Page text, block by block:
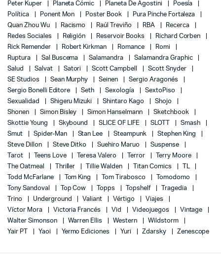
Peter Kuper
Planeta Cómic Planeta De Agostini
Poesía
Política
Ponent Mon Poster Book
Pura Pinche Fortaleza
Quan Zhou Wu
Racismo Raúl Treviño RBA
Recerca
Redes Sociales
Religión Reservoir Books
Richard Corben
Rick Remender
Robert Kirkman Romance
Romi
Ruptura
Sal Buscema Salamandra
Salamandra Graphic
Salud
Salvat Satori Scott Campbell
Scott Snyder
SE Studios
Sean Murphy Seinen
Sergio Aragonés
Sergio Bonelli Editore
Seth Sexología
SextoPiso
Sexualidad
Shigeru Mizuki Shintaro Kago
Shojo
Shonen
Simon Bisley Simon Hanselmann
Sketchbook
Skottie Young
Skybound SLICE OF LIFE SLOTT
Smash
Smut
Spider-Man Stan Lee Steampunk
Stephen King
Steve Dillon
Steve Ditko Suehiro Maruo
Suspense
Tarot
Teens Love Teresa Valero Terror
Terry Moore
The Oatmeal
Thriller Tillie Walden Titan Comics
TL
Todd McFarlane
Tom King Tom Tirabosco
Tomodomo
Tony Sandoval
Top Cow Topps Topshelf
Tragedia
Trino
Underground Valiant Vértigo
Viajes
Víctor Mora
Victoria Francés Vid Videojuegos
Vintage
Walter Simonson
Warren Ellis Western
Wildstorm
Yair PT
Yaoi Yermo Ediciones Yuri Zdarsky Zenescope